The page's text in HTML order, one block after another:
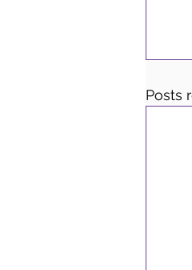
Posts